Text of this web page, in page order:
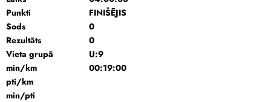
Punkti
FINIŠĒJIS
Sods
0
Rezultāts
0
Vieta grupā
U:9
min/km
00:19:00
pti/km
min/pti